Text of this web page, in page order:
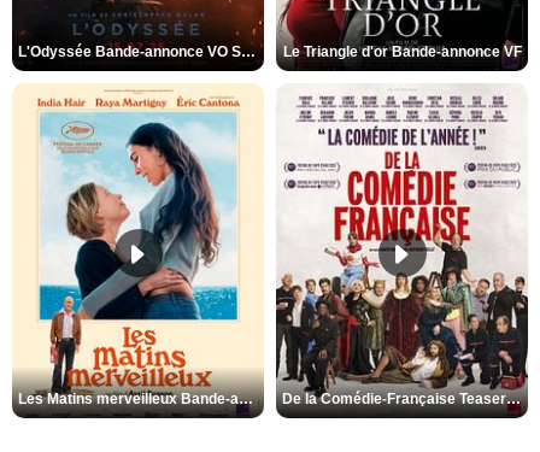
L'Odyssée Bande-annonce VO STFR Le Triangle d'or Bande-annonce VF
Les Matins merveilleux Bande-annonce VF De la Comédie-Française Teaser VF